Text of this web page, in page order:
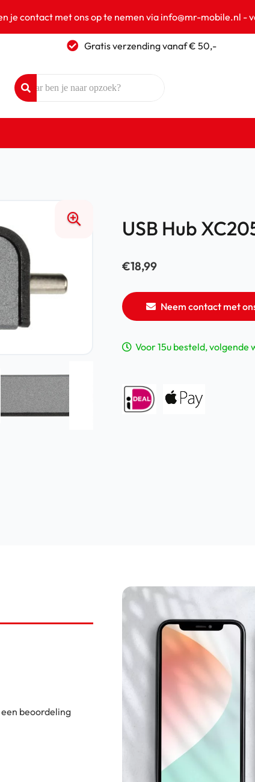
je contact met ons op te nemen via info@mr-mobile.nl -
Gratis verzending vanaf € 50,-
USB Hub
€18,99
Neem contact met
Voor 15u besteld, volgende
beoordeling